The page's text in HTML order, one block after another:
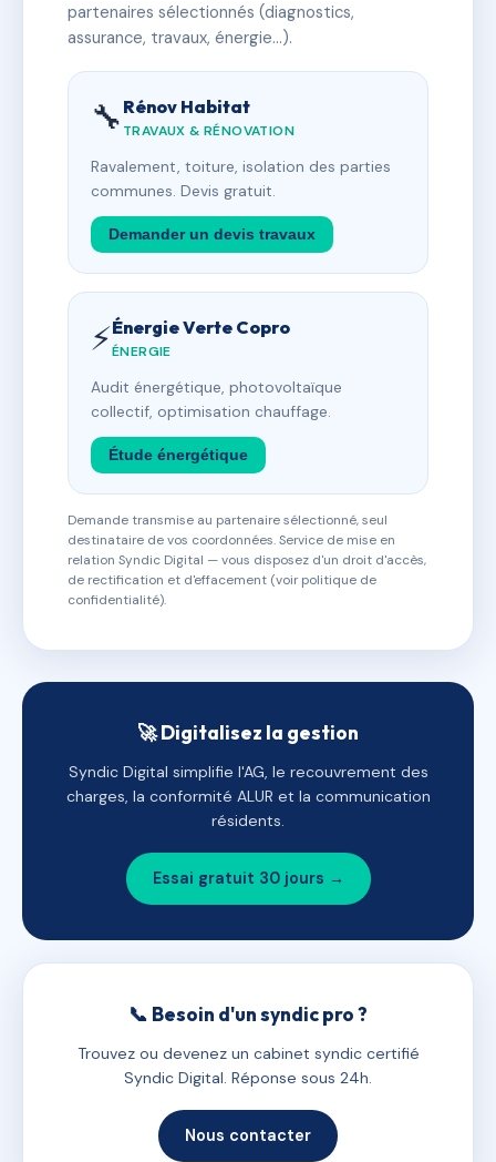
partenaires sélectionnés (diagnostics,
assurance, travaux, énergie…).
🔧 Rénov Habitat
TRAVAUX & RÉNOVATION
Ravalement, toiture, isolation des parties
communes. Devis gratuit.
Demander un devis travaux
⚡Énergie Verte Copro
ÉNERGIE
Audit énergétique, photovoltaïque
collectif, optimisation chauffage.
Étude énergétique
Demande transmise au partenaire sélectionné, seul
destinataire de vos coordonnées. Service de mise en
relation Syndic Digital — vous disposez d'un droit d'accès,
de rectification et d'effacement (voir politique de
confidentialité).
🚀 Digitalisez la gestion
Syndic Digital simplifie l'AG, le recouvrement des
charges, la conformité ALUR et la communication
résidents.
Essai gratuit 30 jours →
📞 Besoin d'un syndic pro ?
Trouvez ou devenez un cabinet syndic certifié
Syndic Digital. Réponse sous 24h.
Nous contacter